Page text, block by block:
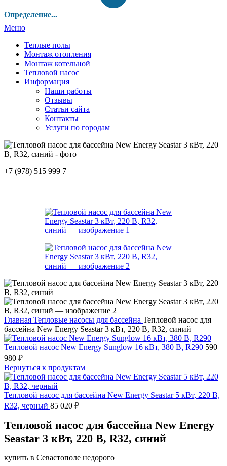
Определение...
Меню
Теплые полы
Монтаж отопления
Монтаж котельной
Тепловой насос
Информация
Наши работы
Отзывы
Статьи сайта
Контакты
Услуги по городам
+7 (978) 515 999 7
Главная Тепловые насосы для бассейна Тепловой насос для
бассейна New Energy Seastar 3 кВт, 220 В, R32, синий
Тепловой насос New Energy Sunglow 16 кВт, 380 В, R290 590
980 ₽
Вернуться к продуктам
Тепловой насос для бассейна New Energy Seastar 5 кВт, 220 В,
R32, черный 85 020 ₽
Тепловой насос для бассейна New Energy
Seastar 3 кВт, 220 В, R32, синий
купить в Севастополе недорого